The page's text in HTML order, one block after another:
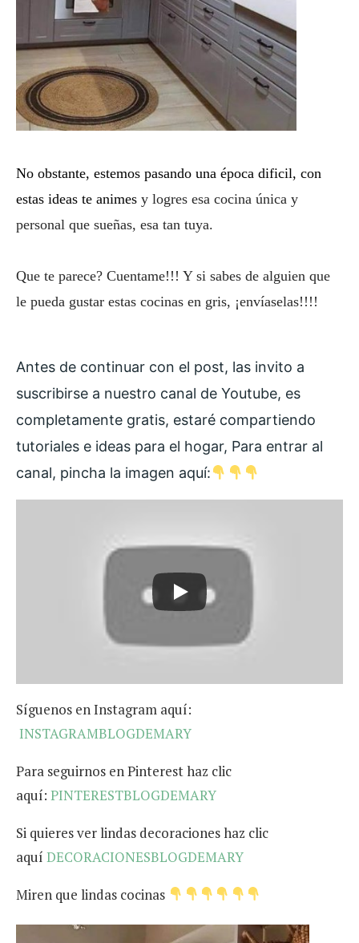
No obstante, estemos pasando una época dificil, con
estas ideas te animes y logres esa cocina única y
personal que sueñas, esa tan tuya⁣.
Que te parece? Cuentame!!! Y si sabes de alguien que
le pueda gustar estas cocinas en gris, ¡envíaselas!!!!⁣
Antes de continuar con el post, las invito a
suscribirse a nuestro canal de Youtube, es
completamente gratis, estaré compartiendo
tutoriales e ideas para el hogar, Para entrar al
canal, pincha la imagen aquí:
Síguenos en Instagram aquí:
INSTAGRAMBLOGDEMARY
Para seguirnos en Pinterest haz clic
aquí: PINTERESTBLOGDEMARY
Si quieres ver lindas decoraciones haz clic
aquí DECORACIONESBLOGDEMARY
Miren que lindas cocinas